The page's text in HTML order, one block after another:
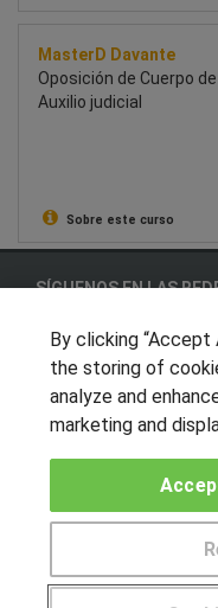
MasterD Davante
Oposición de Cuerpo de
Auxilio judicial
Sobre este curso
Pide más
SÍGUENOS EN LAS
OTROS GRUPOS DE
Muro de los idiomas
Hablemos de empleo
Locos por las becas
CENTROS DE
By clicking “Accept
the storing of
analyze and
marketing and